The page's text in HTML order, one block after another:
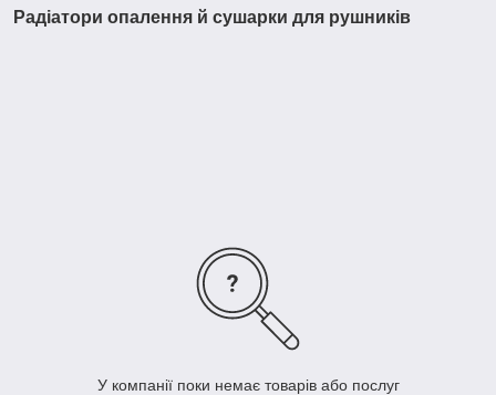
Радіатори опалення й сушарки для рушників
У компанії поки немає товарів або послуг